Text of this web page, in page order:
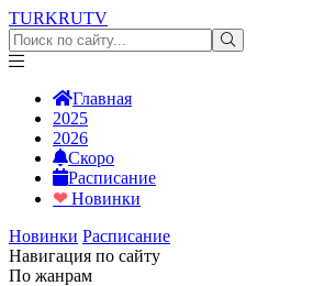
TURKRUTV
Главная
2025
2026
Скоро
Расписание
❤Новинки
Новинки Расписание
Навигация по сайту
По жанрам